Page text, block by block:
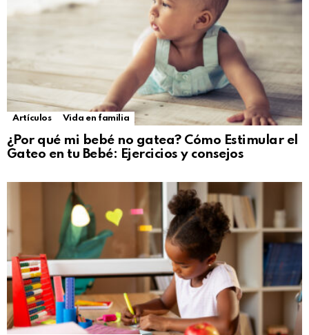
Artículos Vida en familia
¿Por qué mi bebé no gatea? Cómo Estimular el
Gateo en tu Bebé: Ejercicios y consejos